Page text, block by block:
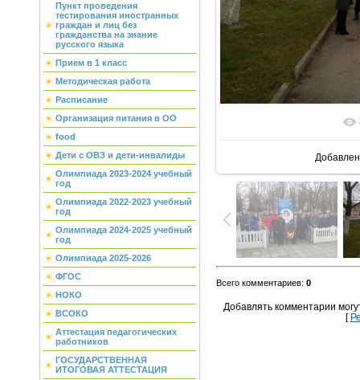
Пункт проведения
тестирования иностранных
граждан и лиц без
гражданства на знание
русского языка
Прием в 1 класс
Методическая работа
Расписание
Организация питания в ОО
food
Дети с ОВЗ и дети-инвалиды
Олимпиада 2023-2024 учебный
год
Олимпиада 2022-2023 учебный
год
Олимпиада 2024-2025 учебный
год
Олимпиада 2025-2026
ФГОС
НОКО
ВСОКО
Аттестация педагогических
работников
ГОСУДАРСТВЕННАЯ
ИТОГОВАЯ АТТЕСТАЦИЯ
В
Всего комментариев: 0
Добавлять комментарии
[